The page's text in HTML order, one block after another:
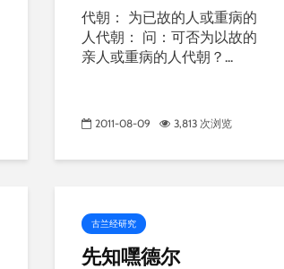
代朝： 为已故的人或重病的
人代朝： 问：可否为以故的
亲人或重病的人代朝？...
2011-08-09 3,813 次浏览
古兰经研究
先知嘿德尔